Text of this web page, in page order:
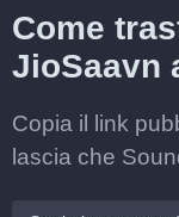
Come
JioSaavn
Copia il link
lascia che